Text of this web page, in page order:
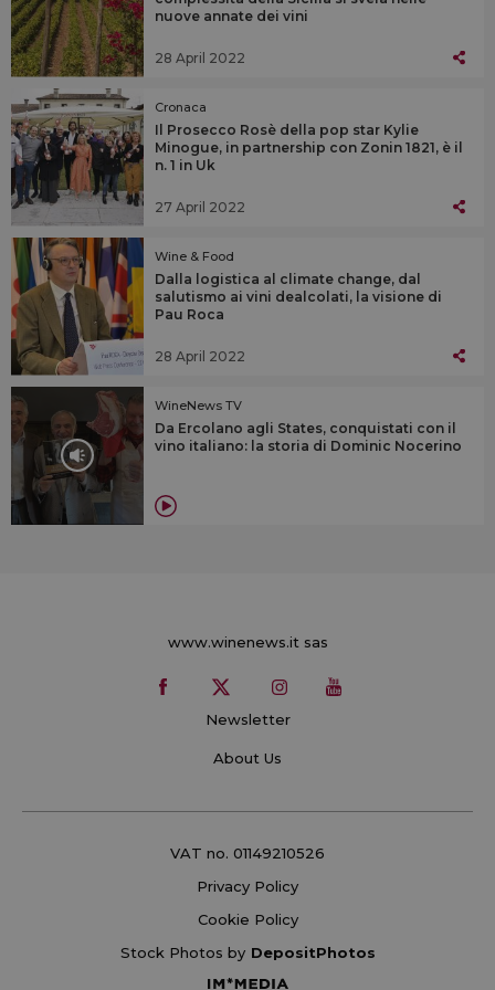
nuove annate dei vini
28 April 2022
Cronaca
Il Prosecco Rosè della pop star Kylie
Minogue, in partnership con Zonin 1821, è il
n. 1 in Uk
27 April 2022
Wine & Food
Dalla logistica al climate change, dal
salutismo ai vini dealcolati, la visione di
Pau Roca
28 April 2022
WineNews TV
Da Ercolano agli States, conquistati con il
vino italiano: la storia di Dominic Nocerino
www.winenews.it sas
Newsletter
About Us
VAT no. 01149210526
Privacy Policy
Cookie Policy
Stock Photos by DepositPhotos